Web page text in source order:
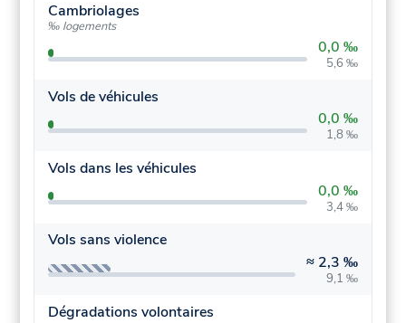
Cambriolages
‰ logements
0,0 ‰
5,6 ‰
Vols de véhicules
0,0 ‰
1,8 ‰
Vols dans les véhicules
0,0 ‰
3,4 ‰
Vols sans violence
≈ 2,3 ‰
9,1 ‰
Dégradations volontaires